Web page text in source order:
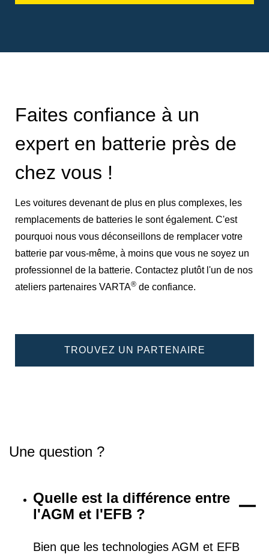
Faites confiance à un
expert en batterie près de
chez vous !
Les voitures devenant de plus en plus complexes, les
remplacements de batteries le sont également. C'est
pourquoi nous vous déconseillons de remplacer votre
batterie par vous-même, à moins que vous ne soyez un
professionnel de la batterie. Contactez plutôt l'un de nos
ateliers partenaires VARTA® de confiance.
TROUVEZ UN PARTENAIRE
Une question ?
Quelle est la différence entre
l'AGM et l'EFB ?
Bien que les technologies AGM et EFB